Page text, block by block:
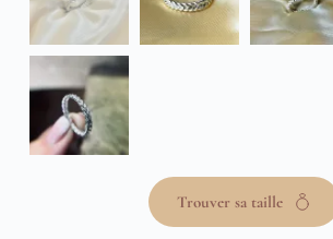
Trouver sa taille